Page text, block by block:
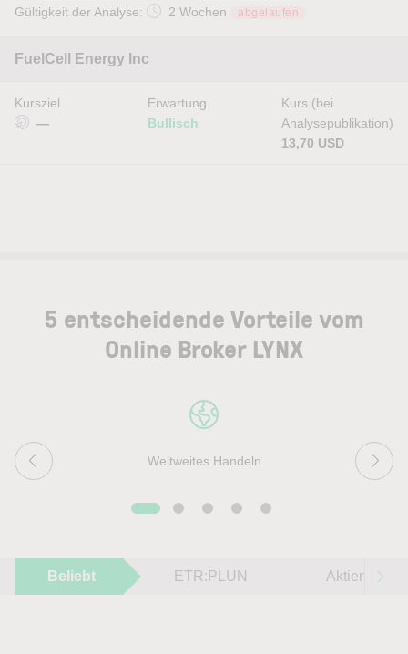
Gültigkeit der Analyse:
2 Wochen abgelaufen
FuelCell Energy Inc
Kursziel
—
Erwartung
Bullisch
Kurs (bei
Analysepublikation)
13,70 USD
5 entscheidende Vorteile vom
Online Broker LYNX
Weltweites Handeln
Beliebt ETR:PLUN Aktien im